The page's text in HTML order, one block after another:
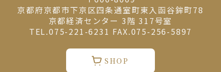
京都府京都市下京区四条通室町東入函谷鉾町78
京都経済センター 3階 317号室
TEL.075-221-6231 FAX.075-256-5897
SHOP